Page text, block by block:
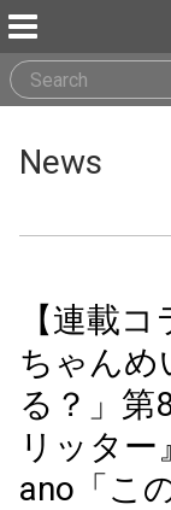
News
【連載
ちゃんめ
る？」第
リッター
ano「こ